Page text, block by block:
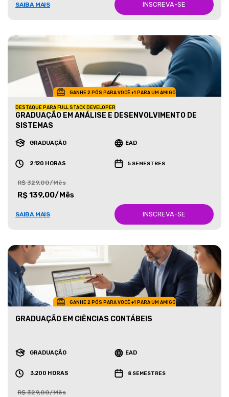
SAIBA MAIS INSCREVA-SE
GANHE 2 PÓS PARA VOCÊ +1 PARA UM AMIGO
DESTAQUE PARA FULL STACK DEVELOPER
GRADUAÇÃO EM ANÁLISE E DESENVOLVIMENTO DE
SISTEMAS
GRADUAÇÃO EAD
2.120 HORAS 5 SEMESTRES
R$ 329,00/Mês
R$ 139,00/Mês
SAIBA MAIS INSCREVA-SE
GANHE 2 PÓS PARA VOCÊ +1 PARA UM AMIGO
GRADUAÇÃO EM CIÊNCIAS CONTÁBEIS
GRADUAÇÃO EAD
3.200 HORAS 8 SEMESTRES
R$ 329,00/Mês